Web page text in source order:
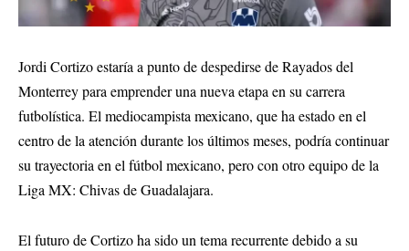
Jordi Cortizo estaría a punto de despedirse de Rayados del
Monterrey para emprender una nueva etapa en su carrera
futbolística. El mediocampista mexicano, que ha estado en el
centro de la atención durante los últimos meses, podría continuar
su trayectoria en el fútbol mexicano, pero con otro equipo de la
Liga MX: Chivas de Guadalajara.
El futuro de Cortizo ha sido un tema recurrente debido a su